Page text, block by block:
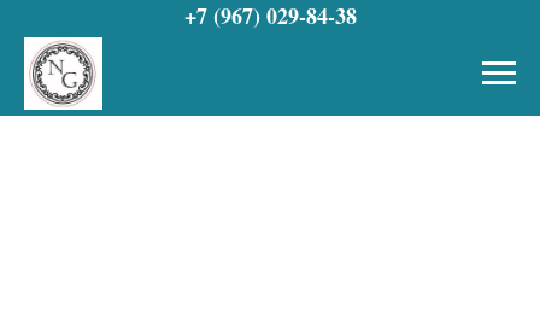
+7 (967) 029-84-38